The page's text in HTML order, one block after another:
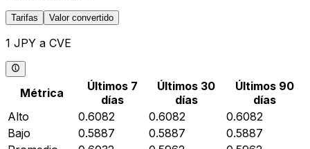
Tarifas Valor convertido
1 JPY a CVE
Métrica
Últimos 7
días
Últimos 30
días
Últimos 90
días
Alto
0.6082 0.6082
0.6082
Bajo
0.5887 0.5887
0.5887